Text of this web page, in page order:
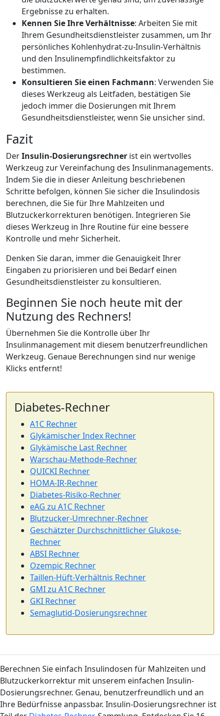
Ergebnisse zu erhalten.
Kennen Sie Ihre Verhältnisse: Arbeiten Sie mit
Ihrem Gesundheitsdienstleister zusammen, um Ihr
persönliches Kohlenhydrat-zu-Insulin-Verhältnis
und den Insulinempfindlichkeitsfaktor zu
bestimmen.
Konsultieren Sie einen Fachmann: Verwenden Sie
dieses Werkzeug als Leitfaden, bestätigen Sie
jedoch immer die Dosierungen mit Ihrem
Gesundheitsdienstleister, wenn Sie unsicher sind.
Fazit
DerInsulin-Dosierungsrechner ist ein wertvolles
Werkzeug zur Vereinfachung des Insulinmanagements.
Indem Sie die in dieser Anleitung beschriebenen
Schritte befolgen, können Sie sicher die Insulindosis
berechnen, die Sie für Ihre Mahlzeiten und
Blutzuckerkorrekturen benötigen. Integrieren Sie
dieses Werkzeug in Ihre Routine für eine bessere
Kontrolle und mehr Sicherheit.
Denken Sie daran, immer die Genauigkeit Ihrer
Eingaben zu priorisieren und bei Bedarf einen
Gesundheitsdienstleister zu konsultieren.
Beginnen Sie noch heute mit der
Nutzung des Rechners!
Übernehmen Sie die Kontrolle über Ihr
Insulinmanagement mit diesem benutzerfreundlichen
Werkzeug. Genaue Berechnungen sind nur wenige
Klicks entfernt!
Diabetes-Rechner
A1C Rechner
Glykämischer Index Rechner
Glykämische Last Rechner
Warschau-Methode-Rechner
QUICKI Rechner
HOMA-IR-Rechner
Diabetes-Risiko-Rechner
eAG zu A1C Rechner
Blutzucker-Umrechner-Rechner
Geschätzter Durchschnittlicher Glukose-
Rechner
ABSI Rechner
Ozempic Rechner
Taillen-Hüft-Verhältnis Rechner
GMI zu A1C Rechner
GKI Rechner
Semaglutid-Dosierungsrechner
Berechnen Sie einfach Insulindosen für Mahlzeiten und
Blutzuckerkorrektur mit unserem einfachen Insulin-
Dosierungsrechner. Genau, benutzerfreundlich und an
Ihre Bedürfnisse anpassbar. Insulin-Dosierungsrechner ist